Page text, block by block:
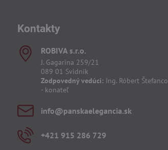
Kontakty
ROBIVA s​.r​.o​.
J. Gagarina 259/21
089 01 Svidník
Zodpovedný vedúci: Ing. Róbert Štefanco
- konateľ
info​@panskaelegancia​.sk
+421 915 286 729